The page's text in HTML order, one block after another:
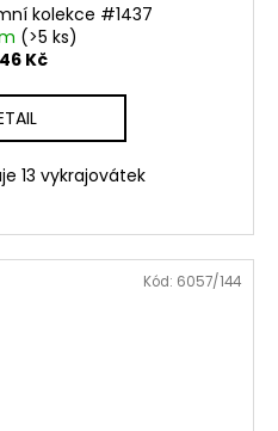
kolekce #1437
(>5 ks)
46 Kč
13 vykrajovátek
Kód: 6057/144